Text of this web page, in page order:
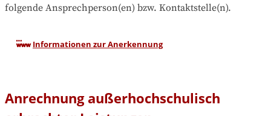
folgende Ansprechperson(en) bzw. Kontaktstelle(n).
Informationen zur Anerkennung
Anrechnung außerhochschulisch